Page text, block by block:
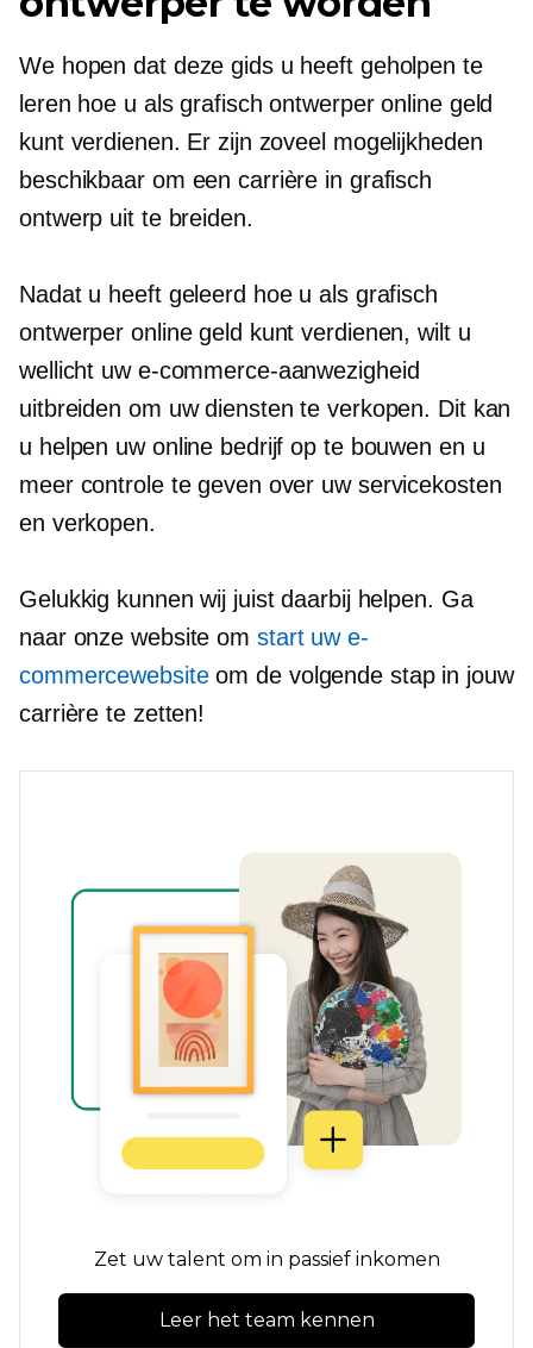
We hopen dat deze gids u heeft geholpen te
leren hoe u als grafisch ontwerper online geld
kunt verdienen. Er zijn zoveel mogelijkheden
beschikbaar om een ​​carrière in grafisch
ontwerp uit te breiden.
Nadat u heeft geleerd hoe u als grafisch
ontwerper online geld kunt verdienen, wilt u
wellicht uw e-commerce-aanwezigheid
uitbreiden om uw diensten te verkopen. Dit kan
u helpen uw online bedrijf op te bouwen en u
meer controle te geven over uw servicekosten
en verkopen.
Gelukkig kunnen wij juist daarbij helpen. Ga
naar onze website om start uw e-
commercewebsiteom de volgende stap in jouw
carrière te zetten!
Zet uw talent om in passief inkomen
Leer het team kennen